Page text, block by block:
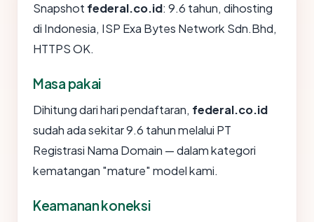
Snapshot federal.co.id: 9.6 tahun, dihosting
di Indonesia, ISP Exa Bytes Network Sdn.Bhd,
HTTPS OK.
Masa pakai
Dihitung dari hari pendaftaran, federal.co.id
sudah ada sekitar 9.6 tahun melalui PT
Registrasi Nama Domain — dalam kategori
kematangan "mature" model kami.
Keamanan koneksi